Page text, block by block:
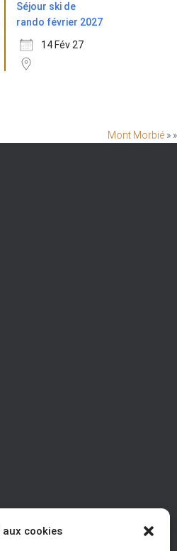
aux cookies
Séjour ski de
rando février 2027
14 Fév 27
Mont Morbié » »